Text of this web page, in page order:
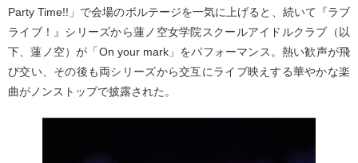
Party Time!!」で会場のボルテージを一気に上げると、続いて『ラブ
ライブ！』シリーズから蓮ノ空女学院スクールアイドルクラブ（以
下、蓮ノ空）が「On your mark」をパフォーマンス。熱い歓声が飛
び交い、その後も両シリーズから交互にライブ映えする華やかな楽
曲がノンストップで披露された。